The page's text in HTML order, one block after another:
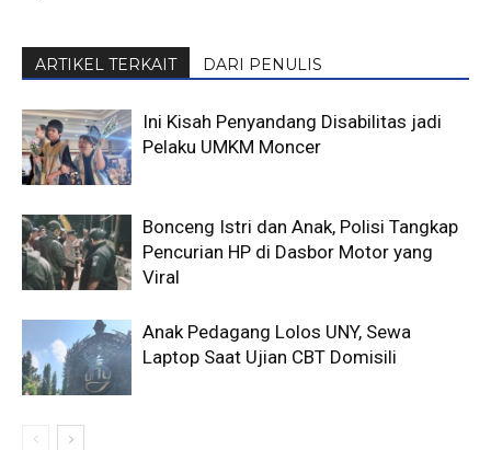
ARTIKEL TERKAIT DARI PENULIS
Ini Kisah Penyandang Disabilitas jadi
Pelaku UMKM Moncer
Bonceng Istri dan Anak, Polisi Tangkap
Pencurian HP di Dasbor Motor yang
Viral
Anak Pedagang Lolos UNY, Sewa
Laptop Saat Ujian CBT Domisili